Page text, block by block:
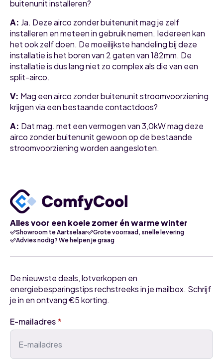
buitenunit installeren?
A: Ja. Deze airco zonder buitenunit mag je zelf
installeren en meteen in gebruik nemen. Iedereen kan
het ook zelf doen. De moeilijkste handeling bij deze
installatie is het boren van 2 gaten van 182mm. De
installatie is dus lang niet zo complex als die van een
split-airco.
V: Mag een airco zonder buitenunit stroomvoorziening
krijgen via een bestaande contactdoos?
A: Dat mag. met een vermogen van 3,0kW mag deze
airco zonder buitenunit gewoon op de bestaande
stroomvoorziening worden aangesloten.
Alles voor een koele zomer én warme winter
Showroom te Aartselaar
Grote voorraad, snelle levering
Advies nodig? We helpen je graag
De nieuwste deals, lotverkopen en
energiebesparingstips rechstreeks in je mailbox. Schrijf
je in en ontvang €5 korting.
E-mailadres*